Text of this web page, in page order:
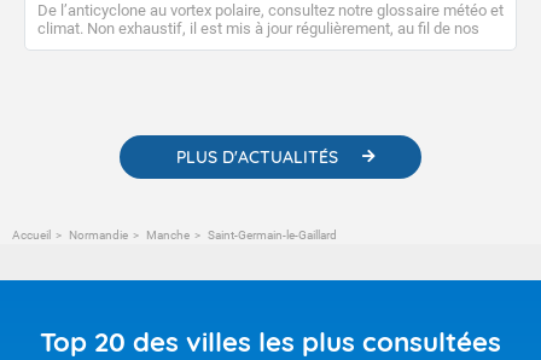
De l’anticyclone au vortex polaire, consultez notre glossaire météo et
climat. Non exhaustif, il est mis à jour régulièrement, au fil de nos
publications. Vous y trouverez également des liens utiles vers nos
PLUS D'ACTUALITÉS
Accueil Normandie Manche Saint-Germain-le-Gaillard
Top 20 des villes les plus consultées